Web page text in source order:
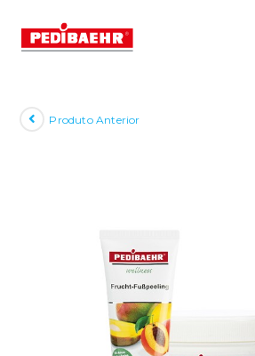
para
Produto Anterior